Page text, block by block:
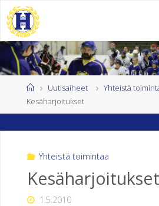
Skip
to
content
EL
SI
N
GI
N
K
HomeUutisaiheet
Yhteistä
Kesäharjoitukset
Yhteistä toimintaa
Kesäharjoitukset
1.5.2010